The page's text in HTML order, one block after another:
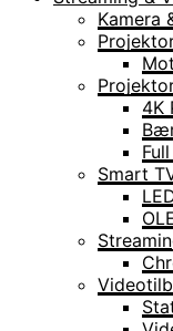
Kamera
4K
Smart